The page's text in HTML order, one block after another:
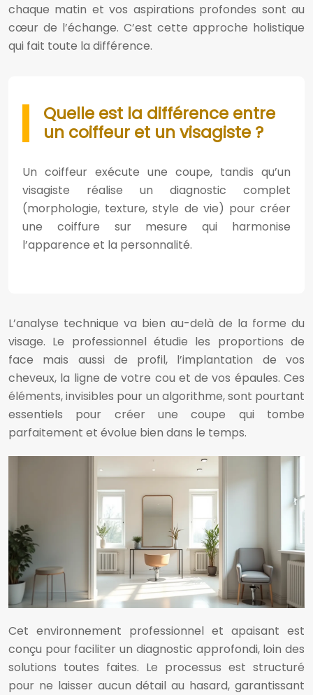
chaque matin et vos aspirations profondes sont au
cœur de l’échange. C’est cette approche holistique
qui fait toute la différence.
Quelle est la différence entre
un coiffeur et un visagiste ?
Un coiffeur exécute une coupe, tandis qu’un
visagiste réalise un diagnostic complet
(morphologie, texture, style de vie) pour créer
une coiffure sur mesure qui harmonise
l’apparence et la personnalité.
L’analyse technique va bien au-delà de la forme du
visage. Le professionnel étudie les proportions de
face mais aussi de profil, l’implantation de vos
cheveux, la ligne de votre cou et de vos épaules. Ces
éléments, invisibles pour un algorithme, sont pourtant
essentiels pour créer une coupe qui tombe
parfaitement et évolue bien dans le temps.
Cet environnement professionnel et apaisant est
conçu pour faciliter un diagnostic approfondi, loin des
solutions toutes faites. Le processus est structuré
pour ne laisser aucun détail au hasard, garantissant